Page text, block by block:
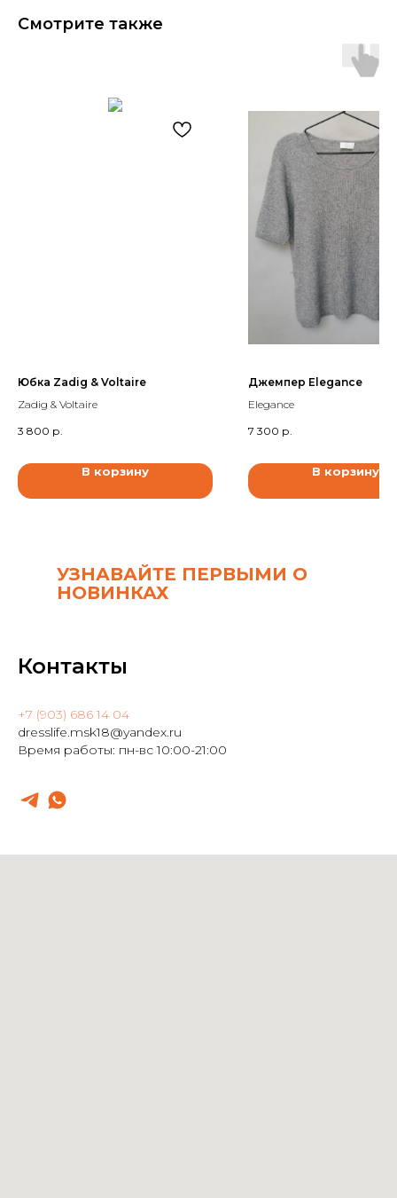
Смотрите также
Юбка Zadig & Voltaire
Zadig & Voltaire
3 800 р.
В корзину
Джемпер Elegance
Elegance
7 300 р.
В корзину
УЗНАВАЙТЕ ПЕРВЫМИ О
НОВИНКАХ
Контакты
+7 (903) 686 14 04
dresslife.msk18@yandex.ru
Время работы: пн-вс 10:00-21:00